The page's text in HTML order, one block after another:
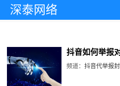
深泰网络
首页>抖音代举报封号
抖音如何举报
频道： 抖音代举报